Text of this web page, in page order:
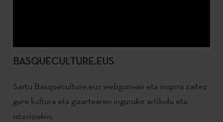
BASQUECULTURE.EUS
Sartu Basqueculture.eus webgunean eta inspira zaitez
gure kultura eta gizartearen inguruko artikulu eta
istorioekin.